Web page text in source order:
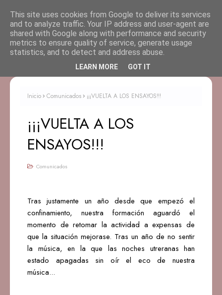
Inicio Comunicados ¡¡¡VUELTA A LOS ENSAYOS!!!
¡¡¡VUELTA A LOS
ENSAYOS!!!
Comunicados
Tras justamente un año desde que empezó el
confinamiento, nuestra formación aguardó el
momento de retomar la actividad a expensas de
que la situación mejorase. Tras un año de no sentir
la música, en la que las noches utreranas han
estado apagadas sin oír el eco de nuestra
música...
This site uses cookies from Google to deliver its services
and to analyze traffic. Your IP address and user-agent are
shared with Google along with performance and security
metrics to ensure quality of service, generate usage
statistics, and to detect and address abuse.
LEARN MORE GOT IT